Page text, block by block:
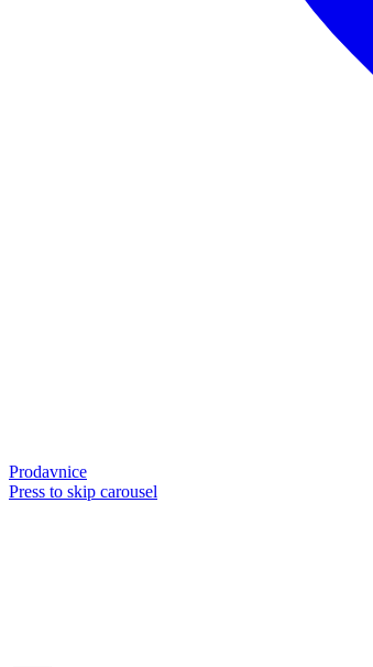
Prodavnice
Press to skip carousel